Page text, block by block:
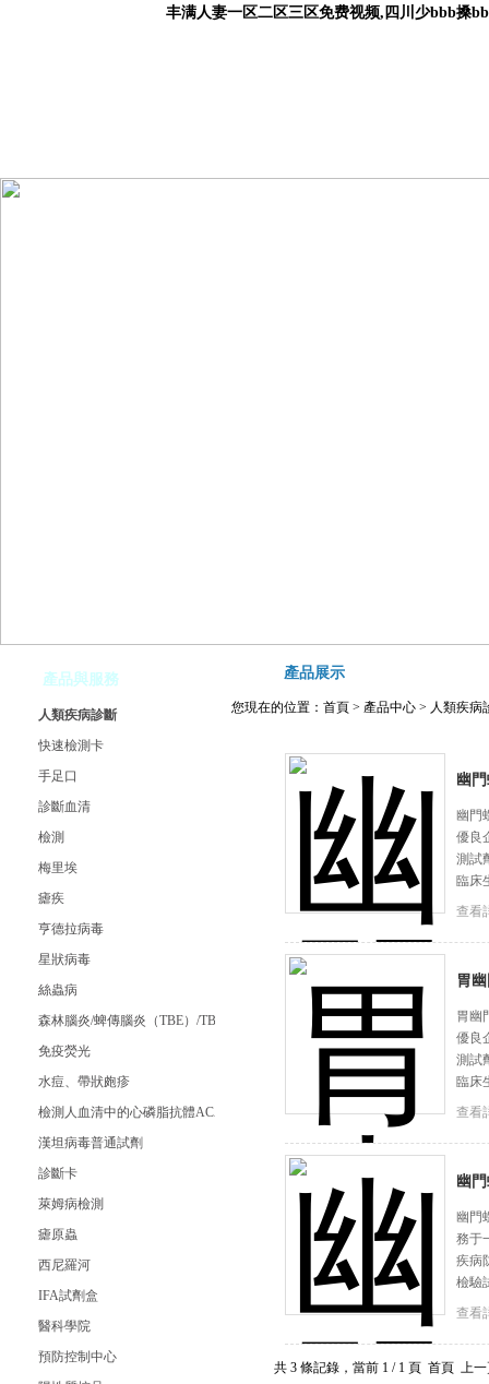
丰满人妻一区二区三区免费视频,四川少bbb搡
產品與服務
人類疾病診斷
快速檢測卡
手足口
診斷血清
檢測
梅里埃
瘧疾
亨德拉病毒
星狀病毒
絲蟲病
森林腦炎/蜱傳腦炎（TBE）/TBE Virus IgG試劑盒
免疫熒光
水痘、帶狀皰疹
檢測人血清中的心磷脂抗體ACA（臨床）
漢坦病毒普通試劑
診斷卡
萊姆病檢測
瘧原蟲
西尼羅河
IFA試劑盒
醫科學院
預防控制中心
產品展示
您現在的位置： 首頁 > 產品中心 > 人類疾病
幽
幽門
優良
測試
臨
查看
胃
胃幽
優良
測試
臨
查看
幽
幽門
務于
疾病
檢
查看
共 3 條記錄，當前 1 / 1 頁 首頁 上